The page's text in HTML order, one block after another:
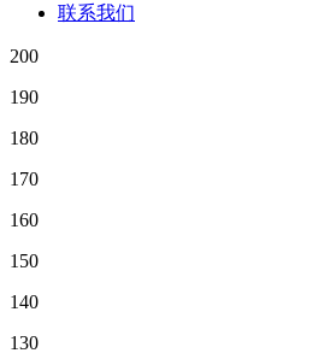
联系我们
200
190
180
170
160
150
140
130